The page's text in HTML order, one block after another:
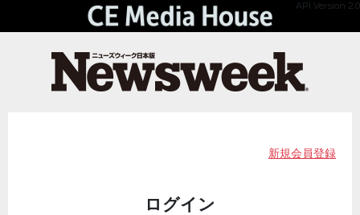
API Version 2.0
新規会員登録
ログイン